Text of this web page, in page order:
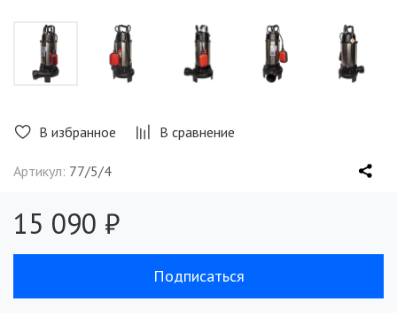
В избранное В сравнение
Артикул: 77/5/4
15 090 ₽
Подписаться